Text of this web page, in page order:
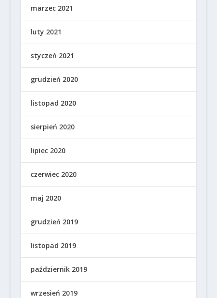
marzec 2021
luty 2021
styczeń 2021
grudzień 2020
listopad 2020
sierpień 2020
lipiec 2020
czerwiec 2020
maj 2020
grudzień 2019
listopad 2019
październik 2019
wrzesień 2019